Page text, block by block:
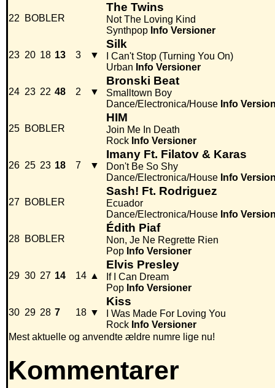
22 BOBLER
The Twins
Not The Loving Kind
Synthpop Info Versioner
23 20 18 13 3 ▼
Silk
I Can't Stop (Turning You On)
Urban Info Versioner
24 23 22 48 2 ▼
Bronski Beat
Smalltown Boy
Dance/Electronica/House Info
25 BOBLER
HIM
Join Me In Death
Rock Info Versioner
26 25 23 18 7 ▼
Imany Ft. Filatov & Karas
Don't Be So Shy
Dance/Electronica/House Info
27 BOBLER
Sash! Ft. Rodriguez
Ecuador
Dance/Electronica/House Info
28 BOBLER
Édith Piaf
Non, Je Ne Regrette Rien
Pop Info Versioner
29 30 27 14 14 ▲
Elvis Presley
If I Can Dream
Pop Info Versioner
30 29 28 7 18 ▼
Kiss
I Was Made For Loving You
Rock Info Versioner
Mest aktuelle og anvendte ældre numre lige nu!
Kommentarer